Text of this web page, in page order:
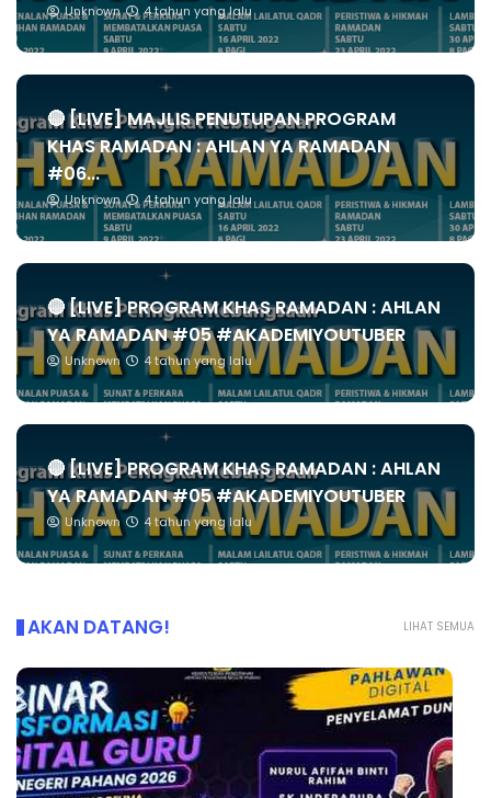
Unknown 4 tahun yang lalu
🔴 [LIVE] MAJLIS PENUTUPAN PROGRAM
KHAS RAMADAN : AHLAN YA RAMADAN
#06...
Unknown 4 tahun yang lalu
🔴 [LIVE] PROGRAM KHAS RAMADAN : AHLAN
YA RAMADAN #05 #AKADEMIYOUTUBER
Unknown 4 tahun yang lalu
🔴 [LIVE] PROGRAM KHAS RAMADAN : AHLAN
YA RAMADAN #05 #AKADEMIYOUTUBER
Unknown 4 tahun yang lalu
LIHAT SEMUA
AKAN DATANG!